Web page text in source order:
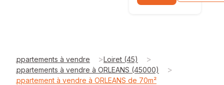
Appartements à vendre >Loiret (45) >
Appartements à vendre à ORLEANS (45000) >
Appartement à vendre à ORLEANS de 70m²